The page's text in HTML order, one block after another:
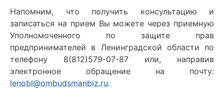
Напомним, что получить консультацию и
записаться на прием Вы можете через приемную
Уполномоченного по защите прав
предпринимателей в Ленинградской области по
телефону 8(812)579-07-87 или, направив
электронное обращение на почту:
lenobl@ombudsmanbiz.ru.